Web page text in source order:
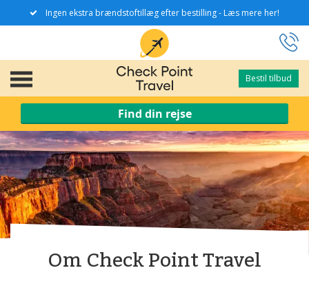
Ingen ekstra brændstoftillæg efter bestilling - Læs mere her!
Bestil tilbud
Bestil tilbud
Find din rejse
Om Check Point Travel